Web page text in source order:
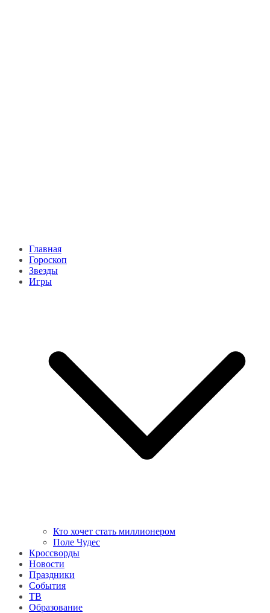
Главная
Гороскоп
Звезды
Игры
Кто хочет стать миллионером
Поле Чудес
Кроссворды
Новости
Праздники
События
ТВ
Образование